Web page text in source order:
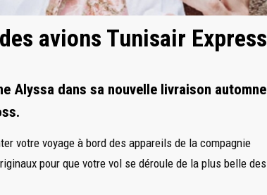
avions Tunisair Express
Alyssa dans sa nouvelle livraison automne
votre voyage à bord des appareils de la compagnie
pour que votre vol se déroule de la plus belle des